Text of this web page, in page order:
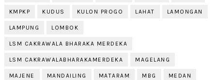
KMPKP KUDUS KULON PROGO LAHAT LAMONGAN
LAMPUNG LOMBOK
LSM CAKRAWALA BHARAKA MERDEKA
LSM CAKRAWALABHARAKAMERDEKA MAGELANG
MAJENE MANDAILING MATARAM MBG MEDAN